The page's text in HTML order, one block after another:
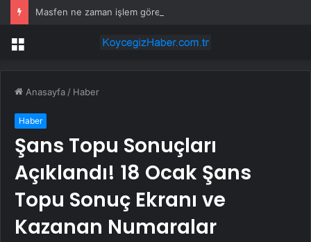
Menü
Anasayfa / Haber
Haber
Şans Topu Sonuçları
Açıklandı! 18 Ocak Şans
Topu Sonuç Ekranı ve
Kazanan Numaralar